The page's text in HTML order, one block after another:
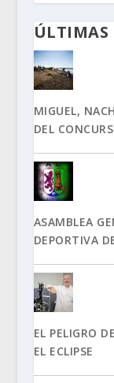
ÚLTIMAS
MIGUEL,
DEL
ASAMBLEA
DEPORTIVA
EL PELIGRO
EL ECLIPSE